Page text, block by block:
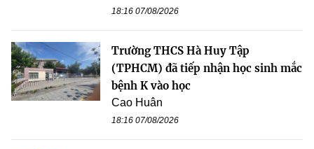
18:16 07/08/2026
Trường THCS Hà Huy Tập
(TPHCM) đã tiếp nhận học sinh mắc
bệnh K vào học
Cao Huân
18:16 07/08/2026